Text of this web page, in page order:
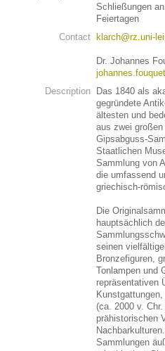
Schließungen
Feiertagen
Contact
klarch@rz.uni-
Dr. Johannes
Description
Das 1840 als
gegründete
ältesten und
aus zwei
Gipsabguss-
Staatlichen
Sammlung von
die umfassend
griechisch-
Die
hauptsächlich
seinen
Bronzefiguren,
Tonlampen und
repräsentativen
(ca. 2000 v.
prähistorischen
Sammlungen